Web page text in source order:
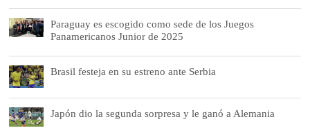
Paraguay es escogido como sede de los Juegos
Panamericanos Junior de 2025
Brasil festeja en su estreno ante Serbia
Japón dio la segunda sorpresa y le ganó a Alemania